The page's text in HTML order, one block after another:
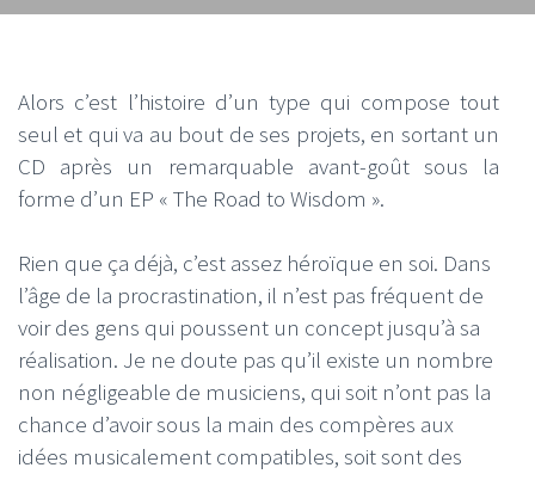
Alors c’est l’histoire d’un type qui compose tout
seul et qui va au bout de ses projets, en sortant un
CD après un remarquable avant-goût sous la
forme d’un EP « The Road to Wisdom ».
Rien que ça déjà, c’est assez héroïque en soi. Dans
l’âge de la procrastination, il n’est pas fréquent de
voir des gens qui poussent un concept jusqu’à sa
réalisation. Je ne doute pas qu’il existe un nombre
non négligeable de musiciens, qui soit n’ont pas la
chance d’avoir sous la main des compères aux
idées musicalement compatibles, soit sont des